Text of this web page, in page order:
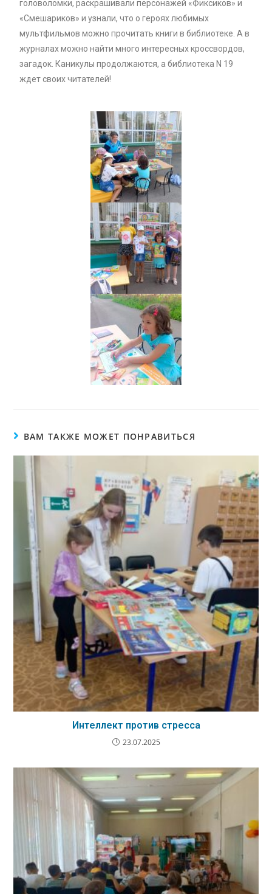
головоломки, раскрашивали персонажей «Фиксиков» и
«Смешариков» и узнали, что о героях любимых
мультфильмов можно прочитать книги в библиотеке. А в
журналах можно найти много интересных кроссвордов,
загадок. Каникулы продолжаются, а библиотека N 19
ждет своих читателей!
ВАМ ТАКЖЕ МОЖЕТ ПОНРАВИТЬСЯ
Интеллект против стресса
23.07.2025